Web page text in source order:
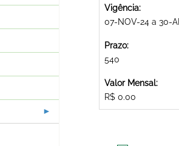
Vigência:
07-NOV-24 a 30-
Prazo:
540
Valor Mensal:
R$ 0.00